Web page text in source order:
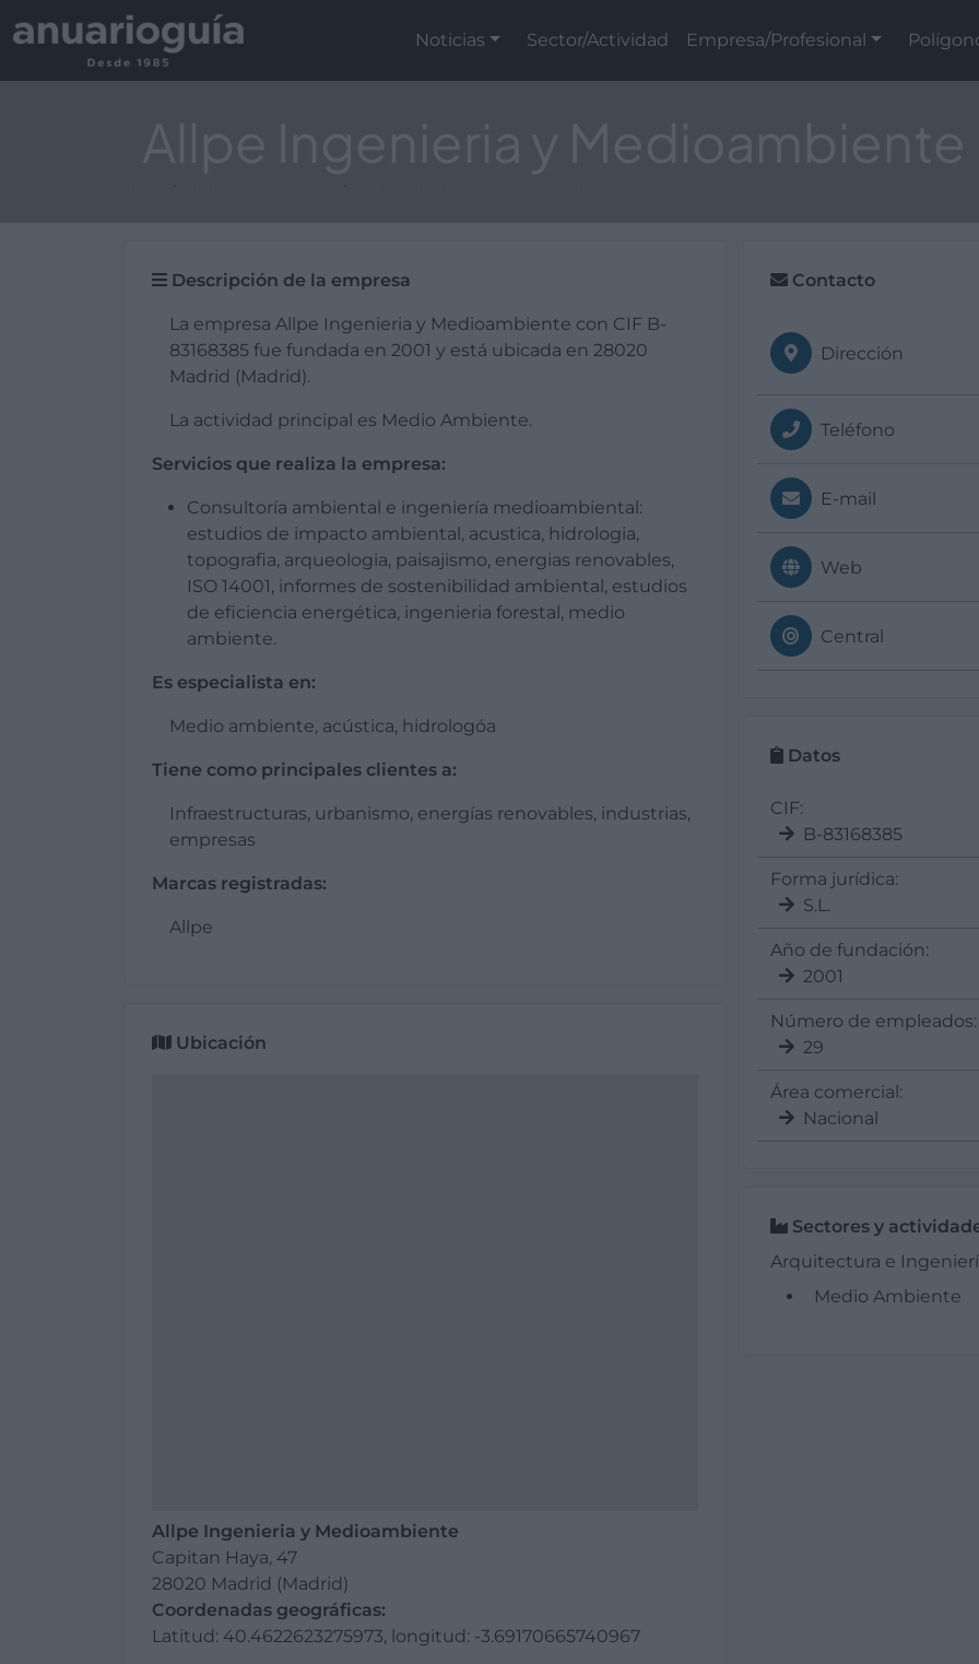
Noticias Sector/Actividad Empresa/Profesional
Descripción de la empresa
La empresa Allpe Ingenieria y Medioambiente con CIF B-
83168385 fue fundada en 2001 y está ubicada en 28020
Madrid (Madrid).
La actividad principal es Medio Ambiente.
Servicios que realiza la empresa:
Consultoría ambiental e ingeniería medioambiental:
estudios de impacto ambiental, acustica, hidrologia,
topografia, arqueologia, paisajismo, energias renovables,
ISO 14001, informes de sostenibilidad ambiental, estudios
de eficiencia energética, ingenieria forestal, medio
ambiente.
Es especialista en:
Medio ambiente, acústica, hidrologóa
Tiene como principales clientes a:
Infraestructuras, urbanismo, energías renovables, industrias,
empresas
Marcas registradas:
Allpe
Ubicación
Allpe Ingenieria y Medioambiente
Capitan Haya, 47
28020 Madrid (Madrid)
Coordenadas geográficas:
Latitud: 40.4622623275973, longitud: -3.69170665740967
Contacto
Dirección
Teléfono
E-mail
Web
Central
Datos
CIF:
B-83168385
Forma jurídica:
S.L.
Año de fundación:
2001
Número de empleados:
29
Área comercial:
Nacional
Sectores y
Arquitectura e
Medio Ambiente